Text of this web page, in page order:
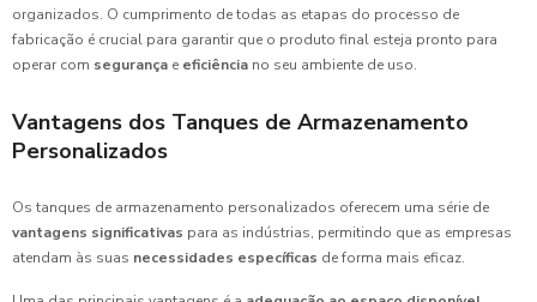
organizados. O cumprimento de todas as etapas do processo de
fabricação é crucial para garantir que o produto final esteja pronto para
operar com segurança e eficiência no seu ambiente de uso.
Vantagens dos Tanques de Armazenamento
Personalizados
Os tanques de armazenamento personalizados oferecem uma série de
vantagens significativas para as indústrias, permitindo que as empresas
atendam às suas necessidades específicas de forma mais eficaz.